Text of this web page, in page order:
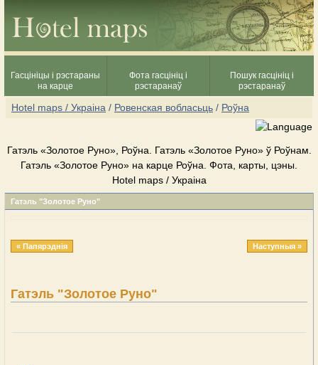
Гасцініцы і рэстараны
на карце
Фота гасцініц і
рэстаранаў
Пошук гасцініц і
рэстаранаў
Hotel maps / Украіна / Ровенская вобласьць / Роўна
Гатэль «Золотое Руно», Роўна. Гатэль «Золотое Руно» ў Роўнам.
Гатэль «Золотое Руно» на карце Роўна. Фота, карты, цэны.
Hotel maps / Украіна
Гатэль "Золотое Руно"
« Папярэднія Наступныя »
Гатэль "Золотое Руно"